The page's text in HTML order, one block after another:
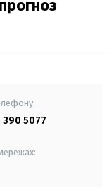
390 5077